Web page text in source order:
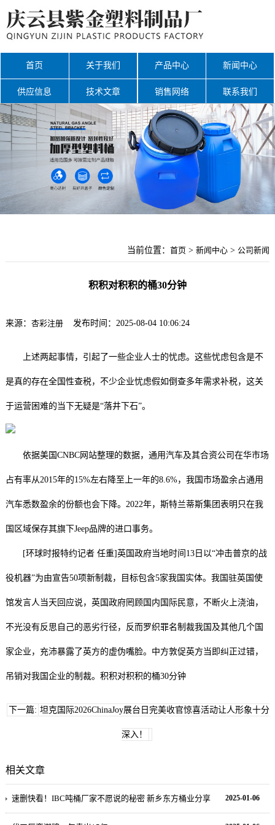
首页 关于我们 产品中心 新闻中心
供应信息 技术文章 销售网络 联系我们
网站地图
当前位置：首页 >新闻中心 > 公司新闻
积积对积积的桶30分钟
来源： 杏彩注册发布时间：2025-08-04 10:06:24
上述两起事情，引起了一些企业人士的忧虑。这些忧虑包含是不
是真的存在全国性查税，不少企业忧虑假如倒查多年需求补税，这关
于运营困难的当下无疑是“落井下石”。
依据美国CNBC网站整理的数据，通用汽车及其合资公司在华市场
占有率从2015年的15%左右降至上一年的8.6%，我国市场盈余占通用
汽车悉数盈余的份额也会下降。2022年，斯特兰蒂斯集团表明只在我
国区域保存其旗下Jeep品牌的进口事务。
[环球时报特约记者 任重]英国政府当地时间13日以“冲击普京的战
役机器”为由宣告50项新制裁，目标包含5家我国实体。我国驻英国使
馆发言人当天回应说，英国政府罔顾国内国际民意，不断火上浇油，
不光没有反思自己的恶劣行径，反而罗织罪名制裁我国及其他几个国
家企业，充沛暴露了英方的虚伪嘴脸。中方敦促英方当即纠正过错，
吊销对我国企业的制裁。积积对积积的桶30分钟
下一篇: 坦克国际2026ChinaJoy展台日完美收官惊喜活动让人形象十分
深入！
相关文章
2025-01-06
速删快看！IBC吨桶厂家不愿说的秘密 新乡东方桶业分享